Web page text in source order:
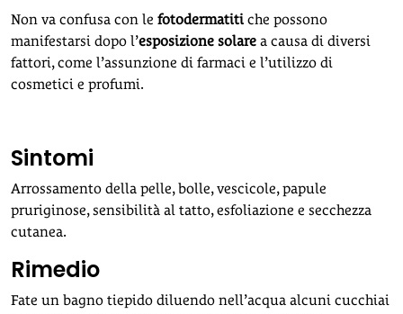
Non va confusa con le fotodermatiti che possono
manifestarsi dopo l’esposizione solare a causa di diversi
fattori, come l’assunzione di farmaci e l’utilizzo di
cosmetici e profumi.
Sintomi
Arrossamento della pelle, bolle, vescicole, papule
pruriginose, sensibilità al tatto, esfoliazione e secchezza
cutanea.
Rimedio
Fate un bagno tiepido diluendo nell’acqua alcuni cucchiai